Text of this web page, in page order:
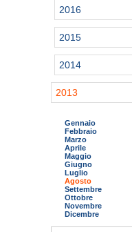
2016
2015
2014
2013
Gennaio
Febbraio
Marzo
Aprile
Maggio
Giugno
Luglio
Agosto
Settembre
Ottobre
Novembre
Dicembre